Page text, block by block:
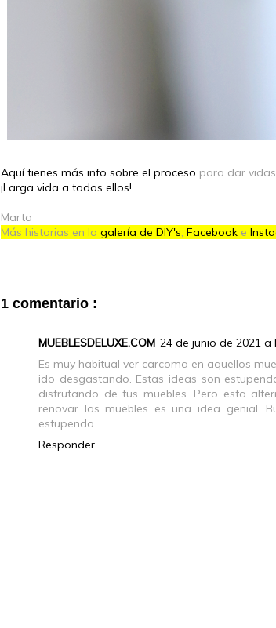
Aquí tienes más info sobre el proceso para dar
¡Larga vida a todos ellos!
Marta
Más historias en la galería de DIY's, Facebook e
1 comentario :
MUEBLESDELUXE.COM 24 de junio de 2021 a
Es muy habitual ver carcoma en aquellos
ido desgastando. Estas ideas son
disfrutando de tus muebles. Pero esta
renovar los muebles es una idea genial.
estupendo.
Responder